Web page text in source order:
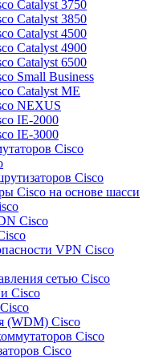
Catalyst 3750
Catalyst 3850
Catalyst 4500
Catalyst 4900
Catalyst 6500
Small Business
Catalyst ME
NEXUS
IE-2000
IE-3000
Cisco
Cisco
Cisco на основе шасси
Cisco
VPN Cisco
сетью Cisco
Cisco
(WDM) Cisco
Cisco
Cisco